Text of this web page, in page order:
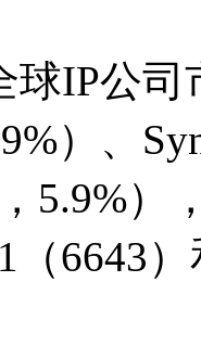
球IP公
）、
5.9%
（6643